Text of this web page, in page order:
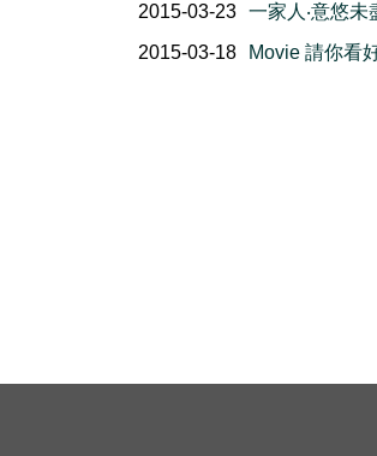
2015-03-23 一家人‧意悠未
2015-03-18
Movie 請你看